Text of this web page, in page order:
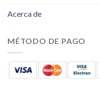
Acerca de
MÉTODO DE PAGO